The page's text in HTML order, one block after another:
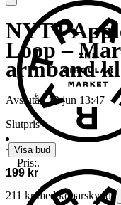
NYTT
Loop –
armband
Avslutad 12 jun 13:47
Slutpris
∙ Visa bud
199 kr
211 kr med köparskydd.
Pris:.